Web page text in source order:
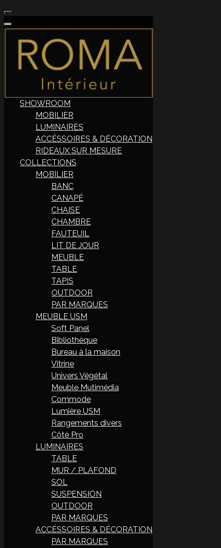
SHOWROOM
MOBILIER
LUMINAIRES
ACCÉSSOIRES & DÉCORATION
RIDEAUX SUR MESURE
COLLECTIONS
MOBILIER
BANC
CANAPÉ
CHAISE
CHAMBRE
FAUTEUIL
LIT DE JOUR
MEUBLE
TABLE
TAPIS
OUTDOOR
PAR MARQUES
MEUBLE USM
Soft Panel
Bibliothèque
Bureau à la maison
Vitrine
Univers Végétal
Meuble Mutimédia
Commode
Lumière USM
Rangements divers
Côté Pro
LUMINAIRES
TABLE
MUR / PLAFOND
SOL
SUSPENSION
OUTDOOR
PAR MARQUES
ACCÉSSOIRES & DÉCORATION
PAR MARQUES